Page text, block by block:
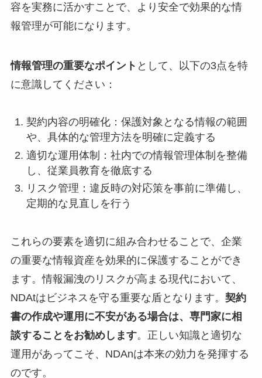
容を実務に活かすことで、より安全で効果的な情
報管理が可能になります。
情報管理の重要なポイント として、以下の3点を特
に意識してください：
契約内容の明確化：保護対象となる情報の範囲
や、具体的な管理方法を明確に定義する
適切な運用体制：社内での情報管理体制を整備
し、従業員教育を徹底する
リスク管理：違反時の対応策を事前に準備し、
定期的な見直しを行う
これらの要素を適切に組み合わせることで、企業
の重要な情報資産を効果的に保護することができ
ます。情報漏洩のリスクが高まる現代において、
NDAtはビジネスを守る重要な盾となります。 契約
書の作成や運用に不安がある場合は、専門家に相
談することをお勧めします。正しい知識と適切な
運用があってこそ、NDAnは本来の効力を発揮する
のです。